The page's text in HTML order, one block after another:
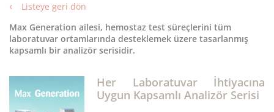
Listeye geri dön
Max Generation ailesi, hemostaz test süreçlerini tüm
laboratuvar ortamlarında desteklemek üzere tasarlanmış
kapsamlı bir analizör serisidir.
Her Laboratuvar İhtiyacına
Uygun Kapsamlı Analizör Serisi